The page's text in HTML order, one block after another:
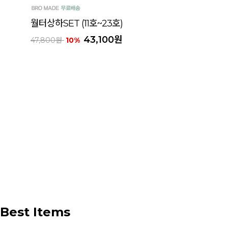
월터상하SET (11호~23호)
47,800원 10% 43,100원
Best Items